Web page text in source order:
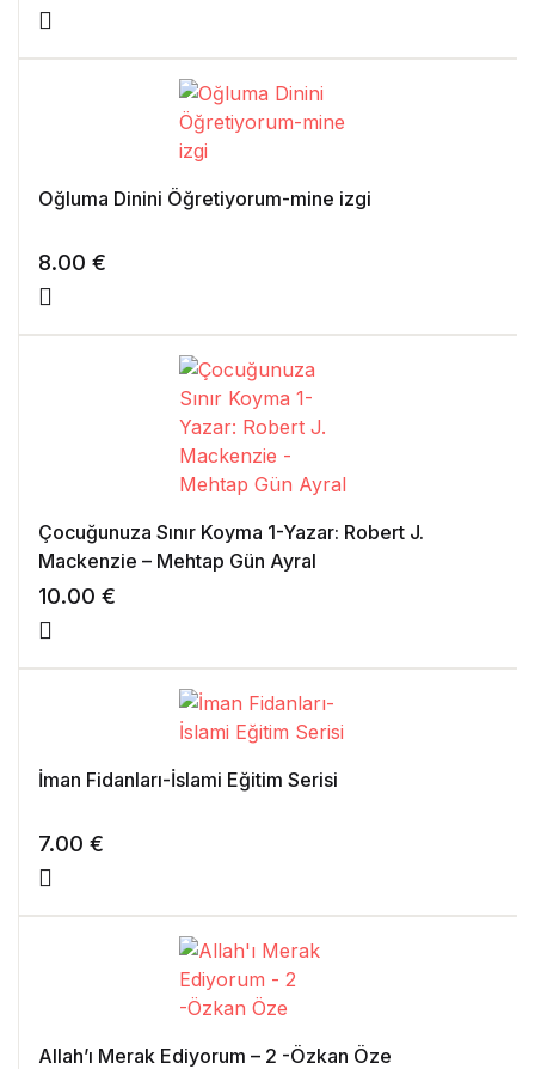
Oğluma Dinini Öğretiyorum-mine izgi
8.00 €
Çocuğunuza Sınır Koyma 1-Yazar: Robert J.
Mackenzie – Mehtap Gün Ayral
10.00 €
İman Fidanları-İslami Eğitim Serisi
7.00 €
Allah’ı Merak Ediyorum – 2 -Özkan Öze